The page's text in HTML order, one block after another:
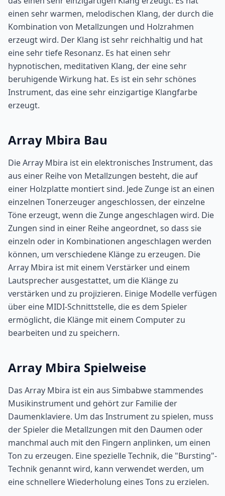
einen sehr warmen, melodischen Klang, der durch die
Kombination von Metallzungen und Holzrahmen
erzeugt wird. Der Klang ist sehr reichhaltig und hat
eine sehr tiefe Resonanz. Es hat einen sehr
hypnotischen, meditativen Klang, der eine sehr
beruhigende Wirkung hat. Es ist ein sehr schönes
Instrument, das eine sehr einzigartige Klangfarbe
erzeugt.
Array Mbira Bau
Die Array Mbira ist ein elektronisches Instrument, das
aus einer Reihe von Metallzungen besteht, die auf
einer Holzplatte montiert sind. Jede Zunge ist an einen
einzelnen Tonerzeuger angeschlossen, der einzelne
Töne erzeugt, wenn die Zunge angeschlagen wird. Die
Zungen sind in einer Reihe angeordnet, so dass sie
einzeln oder in Kombinationen angeschlagen werden
können, um verschiedene Klänge zu erzeugen. Die
Array Mbira ist mit einem Verstärker und einem
Lautsprecher ausgestattet, um die Klänge zu
verstärken und zu projizieren. Einige Modelle verfügen
über eine MIDI-Schnittstelle, die es dem Spieler
ermöglicht, die Klänge mit einem Computer zu
bearbeiten und zu speichern.
Array Mbira Spielweise
Das Array Mbira ist ein aus Simbabwe stammendes
Musikinstrument und gehört zur Familie der
Daumenklaviere. Um das Instrument zu spielen, muss
der Spieler die Metallzungen mit den Daumen oder
manchmal auch mit den Fingern anplinken, um einen
Ton zu erzeugen. Eine spezielle Technik, die "Bursting"-
Technik genannt wird, kann verwendet werden, um
eine schnellere Wiederholung eines Tons zu erzielen.